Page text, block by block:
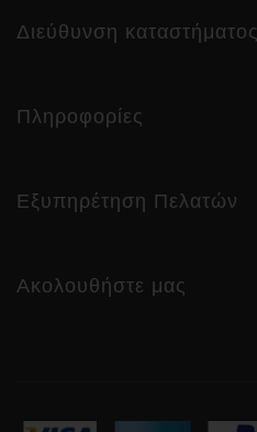
Διεύθυνση καταστήματος
Πληροφορίες
Εξυπηρέτηση Πελατών
Ακολουθήστε μας